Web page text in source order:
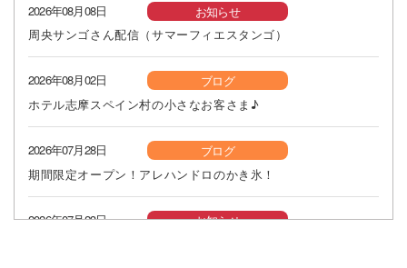
2026年08月08日
お知らせ
周央サンゴさん配信（サマーフィエスタンゴ）
2026年08月02日
ブログ
ホテル志摩スペイン村の小さなお客さま♪
2026年07月28日
ブログ
期間限定オープン！アレハンドロのかき氷！
2026年07月23日
お知らせ